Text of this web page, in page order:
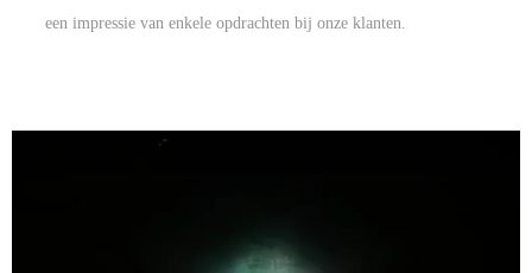
een impressie van enkele opdrachten bij onze klanten.